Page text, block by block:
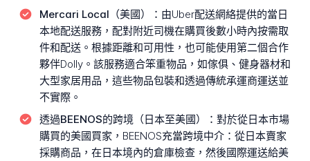
Mercari Local（美國）： 由Uber配送網絡提供的當日
本地配送服務，配對附近司機在購買後數小時內按需取
件和配送。根據距離和可用性，也可能使用第二個合作
夥伴Dolly。該服務適合笨重物品，如傢俱、健身器材和
大型家居用品，這些物品包裝和透過傳統承運商運送並
不實際。
透過BEENOS的跨境（日本至美國）： 對於從日本市場
購買的美國買家，BEENOS充當跨境中介：從日本賣家
採購商品，在日本境內的倉庫檢查，然後國際運送給美